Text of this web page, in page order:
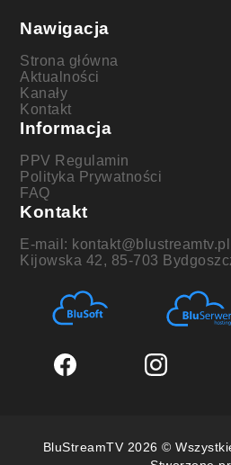
Nawigacja
Strona główna
Aktualności
Kanały
Kontakt
Informacja
PPV Regulamin
Polityka Prywatności
FAQ
Kontakt
E-mail: kontakt@blustreamtv.pl
Kijowska 42, 85-703
BluStreamTV 2026 ©